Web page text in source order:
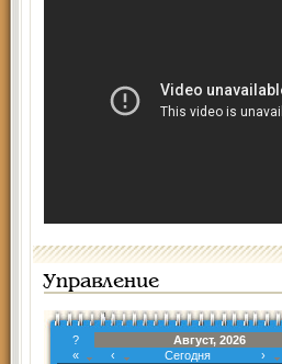
Управление
?
Август, 2026
«
‹ Сегодня ›